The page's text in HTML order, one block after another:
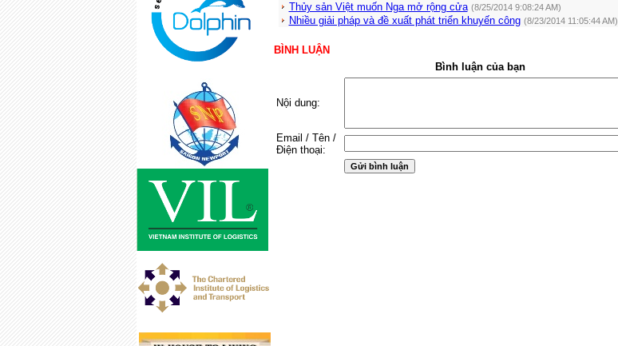
Thủy sản Việt muốn Nga mở rộng cửa (8/25/2014 9:08:24 AM)
Nhiều giải pháp và đề xuất phát triển khuyến công (8/23/2014 11:05:44 AM)
BÌNH LUẬN
Bình luận của bạn
Nội dung:
Email / Tên /
Điện thoại: